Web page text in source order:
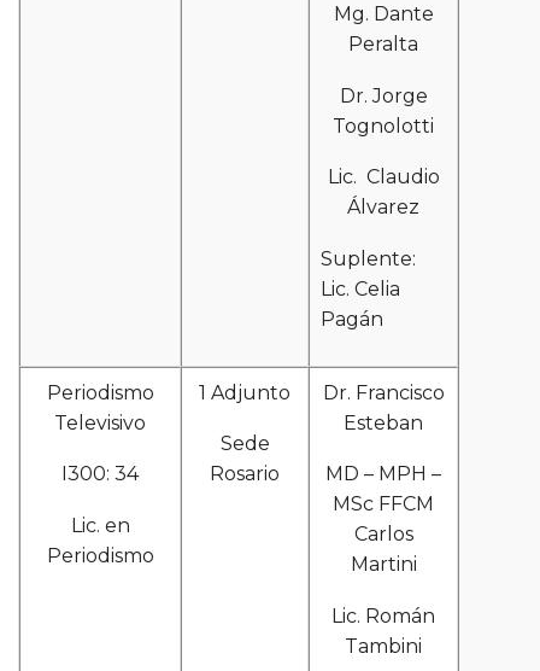
Mg. Dante
Peralta
Dr. Jorge
Tognolotti
Lic. Claudio
Álvarez
Suplente:
Lic. Celia
Pagán
Periodismo
Televisivo
I300: 34
Lic. en
Periodismo
1 Adjunto
Sede
Rosario
Dr. Francisco
Esteban
MD – MPH –
MSc FFCM
Carlos
Martini
Lic. Román
Tambini